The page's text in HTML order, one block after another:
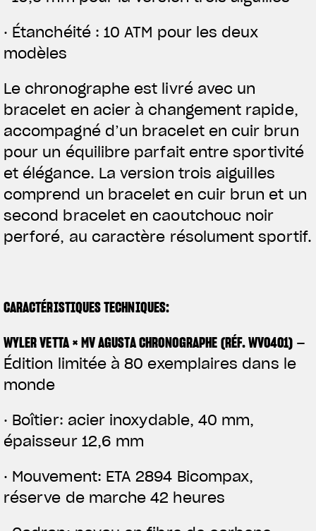
· Étanchéité : 10 ATM pour les deux
modèles
Le chronographe est livré avec un
bracelet en acier à changement rapide,
accompagné d’un bracelet en cuir brun
pour un équilibre parfait entre sportivité
et élégance. La version trois aiguilles
comprend un bracelet en cuir brun et un
second bracelet en caoutchouc noir
perforé, au caractère résolument sportif.
CARACTÉRISTIQUES TECHNIQUES:
WYLER VETTA × MV AGUSTA CHRONOGRAPHE (RÉF. WV0401) –
Édition limitée à 80 exemplaires dans le
monde
· Boîtier: acier inoxydable, 40 mm,
épaisseur 12,6 mm
· Mouvement: ETA 2894 Bicompax,
réserve de marche 42 heures